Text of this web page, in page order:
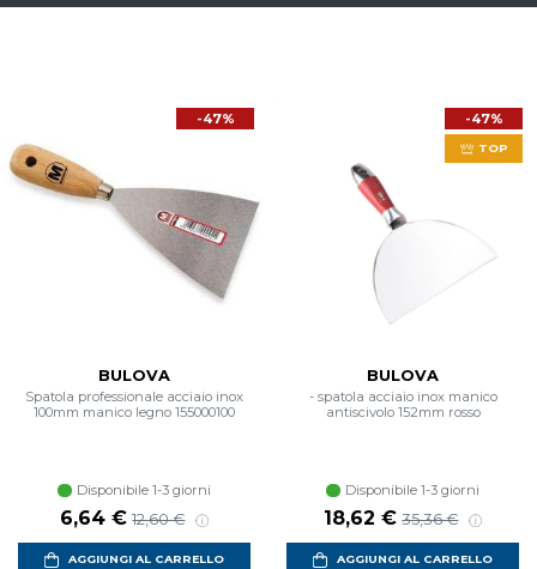
-47%
BULOVA
Spatola professionale acciaio inox
100mm manico legno 155000100
Disponibile 1-3 giorni
Prezzo scontato
6,64 € Prezzo di listino
12,60 €
AGGIUNGI AL CARRELLO
-47%
TOP
BULOVA
- spatola acciaio inox manico
antiscivolo 152mm rosso
Disponibile 1-3 giorni
Prezzo scontato
18,62 € Prezzo di listino
35,36 €
AGGIUNGI AL CARRELLO